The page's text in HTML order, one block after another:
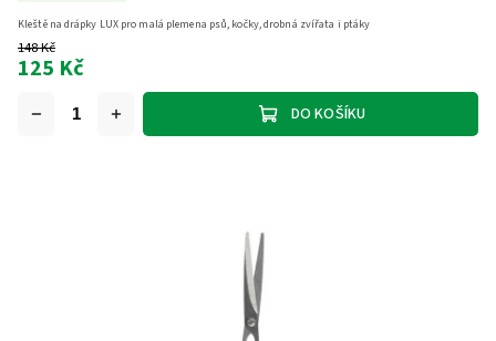
148 Kč
125 Kč
DO KOŠÍKU
Kleště na drápky LUX pro malá plemena psů, kočky, drobná zvířata i ptáky